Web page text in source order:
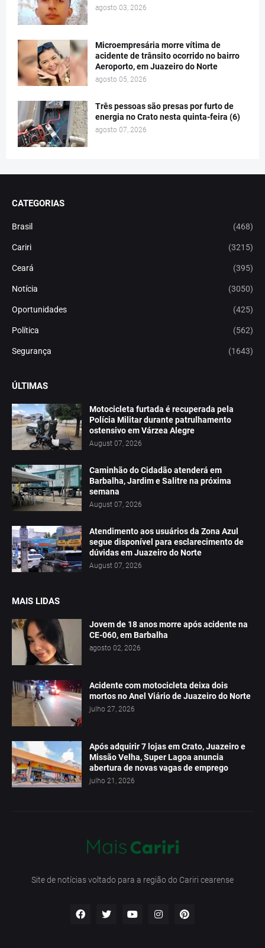
agosto 03, 2026
Microempresária morre vítima de
acidente de trânsito ocorrido no bairro
Aeroporto, em Juazeiro do Norte
agosto 05, 2026
Três pessoas são presas por furto de
energia no Crato nesta quinta-feira (6)
agosto 07, 2026
CATEGORIAS
Brasil (468)
Cariri (3215)
Ceará (395)
Notícia (3050)
Oportunidades (425)
Política (562)
Segurança (1643)
ÚLTIMAS
Motocicleta furtada é recuperada pela
Polícia Militar durante patrulhamento
ostensivo em Várzea Alegre
August 07, 2026
Caminhão do Cidadão atenderá em
Barbalha, Jardim e Salitre na próxima
semana
August 07, 2026
Atendimento aos usuários da Zona Azul
segue disponível para esclarecimento de
dúvidas em Juazeiro do Norte
August 07, 2026
MAIS LIDAS
Jovem de 18 anos morre após acidente na
CE-060, em Barbalha
agosto 02, 2026
Acidente com motocicleta deixa dois
mortos no Anel Viário de Juazeiro do Norte
julho 27, 2026
Após adquirir 7 lojas em Crato, Juazeiro e
Missão Velha, Super Lagoa anuncia
abertura de novas vagas de emprego
julho 21, 2026
Site de notícias voltado para a região do Cariri cearense